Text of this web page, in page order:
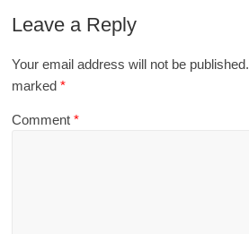
Leave a Reply
Your email address will not be published.
marked*
Comment*